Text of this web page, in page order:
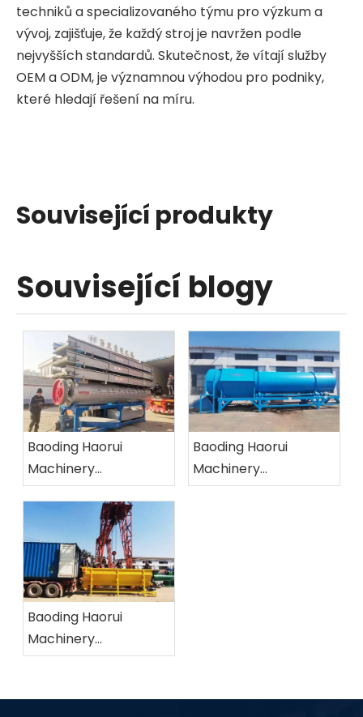
techniků a specializovaného týmu pro výzkum a
vývoj, zajišťuje, že každý stroj je navržen podle
nejvyšších standardů. Skutečnost, že vítají služby
OEM a ODM, je významnou výhodou pro podniky,
které hledají řešení na míru.
Související produkty
Související blogy
Baoding Haorui
Machinery
Manufacturing Co.,
Ltd.
Baoding Haorui
Machinery
Manufacturing Co.,
Baoding Haorui
Machinery
Manufacturing Co.,